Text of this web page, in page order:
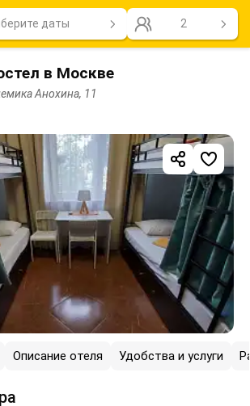
даты 2
в Москве
Анохина, 11
Описание отеля Удобства и услуги